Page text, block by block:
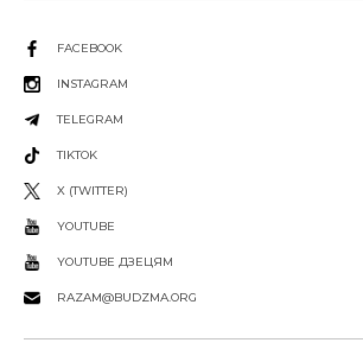
FACEBOOK
INSTAGRAM
TELEGRAM
TIKTOK
X (TWITTER)
YOUTUBE
YOUTUBE ДЗЕЦЯМ
RAZAM@BUDZMA.ORG